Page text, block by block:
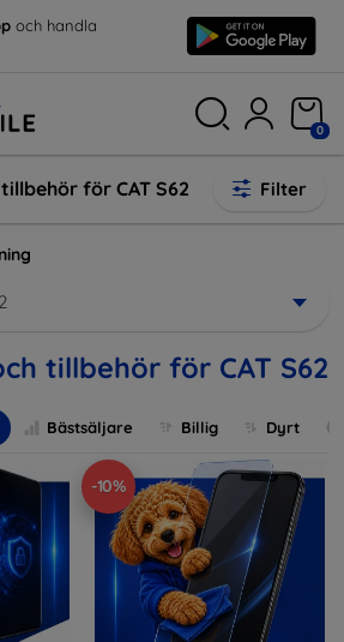
och handla
0
för CAT S62 Filter
tillbehör för CAT S62
Bästsäljare Billig Dyrt
-10%